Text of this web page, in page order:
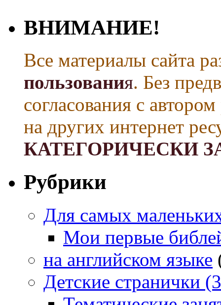
ВНИМАНИЕ!
Все материалы сайта
пользования. Без
согласования с
на других интернет
КАТЕГОРИЧЕСКИ
Рубрики
Для самых
Мои первые
на английском языке
Детские странички